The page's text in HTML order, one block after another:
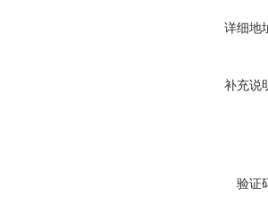
详细地
补充说
验证